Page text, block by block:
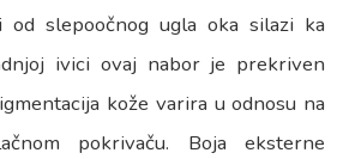
slepoočnog ugla oka silazi ka
ivici ovaj nabor je prekriven
kože varira u odnosu na
pokrivaču. Boja eksterne